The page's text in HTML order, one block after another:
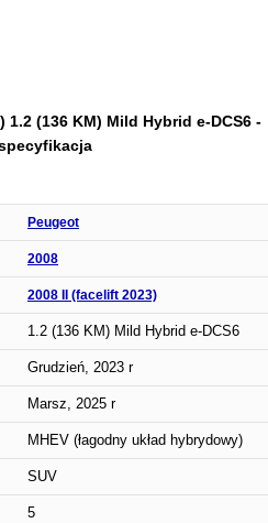
(136 KM) Mild Hybrid e-DCS6 -
specyfikacja
Peugeot
2008
2008 II (facelift 2023)
1.2 (136 KM) Mild Hybrid e-DCS6
Grudzień, 2023 r
Marsz, 2025 r
MHEV (łagodny układ hybrydowy)
SUV
5